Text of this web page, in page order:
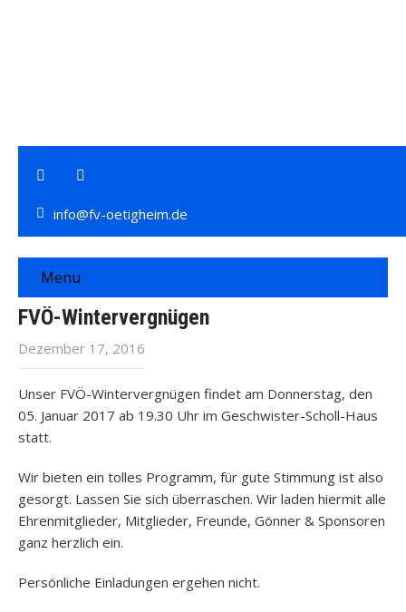
info@fv-oetigheim.de
Menu
FVÖ-Wintervergnügen
Dezember 17, 2016
Unser FVÖ-Wintervergnügen findet am Donnerstag, den
05. Januar 2017 ab 19.30 Uhr im Geschwister-Scholl-Haus
statt.
Wir bieten ein tolles Programm, für gute Stimmung ist also
gesorgt. Lassen Sie sich überraschen. Wir laden hiermit alle
Ehrenmitglieder, Mitglieder, Freunde, Gönner & Sponsoren
ganz herzlich ein.
Persönliche Einladungen ergehen nicht.